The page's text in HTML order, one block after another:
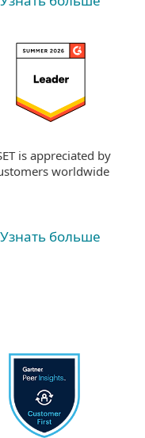
is appreciated by
worldwide
Узнать больше